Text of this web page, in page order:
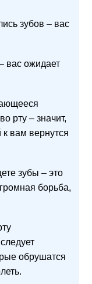
зубов – вас
вас ожидает
рту – значит,
вам вернутся
зубы – это
борьба,
обрушатся